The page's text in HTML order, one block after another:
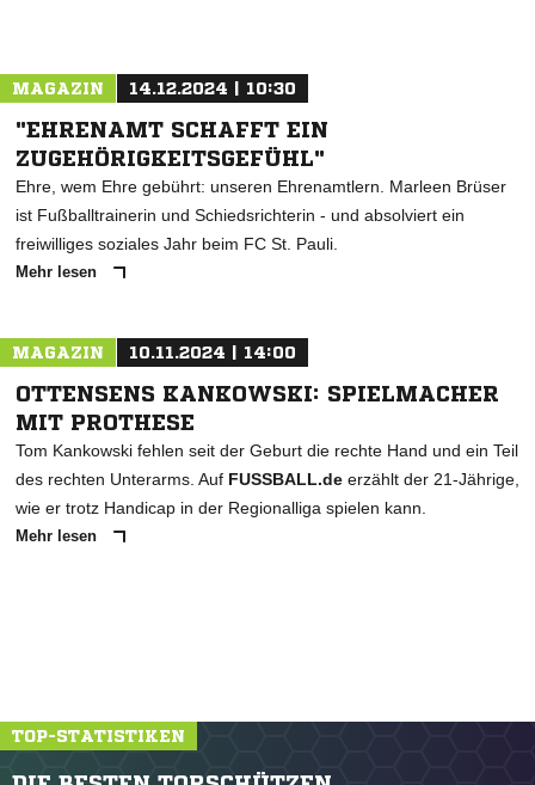
MAGAZIN 14.12.2024 | 10:30
"EHRENAMT SCHAFFT EIN
ZUGEHÖRIGKEITSGEFÜHL"
Ehre, wem Ehre gebührt: unseren Ehrenamtlern. Marleen Brüser
ist Fußballtrainerin und Schiedsrichterin - und absolviert ein
freiwilliges soziales Jahr beim FC St. Pauli.
Mehr lesen
MAGAZIN 10.11.2024 | 14:00
OTTENSENS KANKOWSKI: SPIELMACHER
MIT PROTHESE
Tom Kankowski fehlen seit der Geburt die rechte Hand und ein Teil
des rechten Unterarms. Auf FUSSBALL.de erzählt der 21-Jährige,
wie er trotz Handicap in der Regionalliga spielen kann.
Mehr lesen
TOP-STATISTIKEN